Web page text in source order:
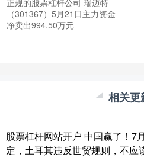
正规的股票杠杆公司 瑞迈特
（301367）5月21日主力资金
净卖出994.50万元
相关更
股票杠杆网站开户 中国赢了！7
定，土耳其违反世贸规则，不应